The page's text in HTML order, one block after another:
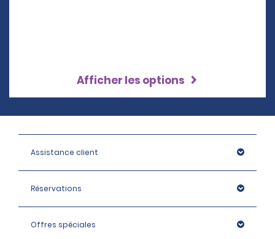
Afficher les options
Assistance client
Réservations
Offres spéciales